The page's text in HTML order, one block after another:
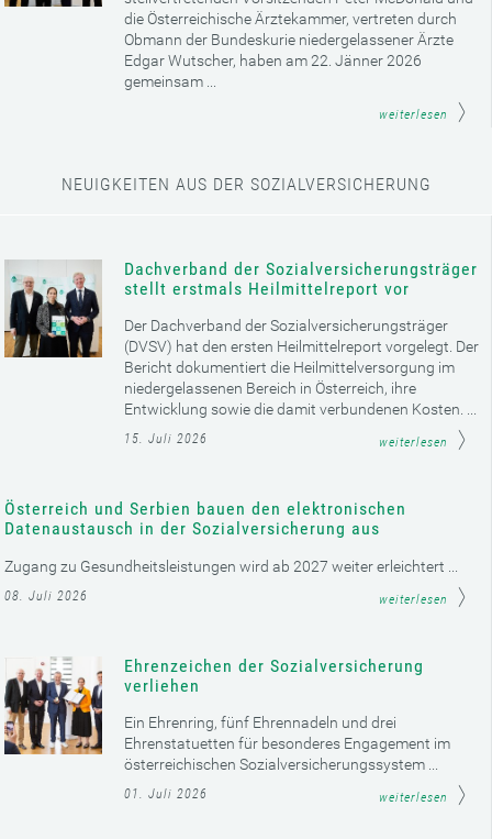
die Österreichische Ärztekammer, vertreten durch
Obmann der Bundeskurie niedergelassener Ärzte
Edgar Wutscher, haben am 22. Jänner 2026
gemeinsam ...
weiterlesen
NEUIGKEITEN AUS DER SOZIALVERSICHERUNG
Dachverband der Sozialversicherungsträger
stellt erstmals Heilmittelreport vor
Der Dachverband der Sozialversicherungsträger
(DVSV) hat den ersten Heilmittelreport vorgelegt. Der
Bericht dokumentiert die Heilmittelversorgung im
niedergelassenen Bereich in Österreich, ihre
Entwicklung sowie die damit verbundenen Kosten. ...
15. Juli 2026 weiterlesen
Österreich und Serbien bauen den elektronischen
Datenaustausch in der Sozialversicherung aus
Zugang zu Gesundheitsleistungen wird ab 2027 weiter erleichtert ...
08. Juli 2026 weiterlesen
Ehrenzeichen der Sozialversicherung
verliehen
Ein Ehrenring, fünf Ehrennadeln und drei
Ehrenstatuetten für besonderes Engagement im
österreichischen Sozialversicherungssystem ...
01. Juli 2026 weiterlesen